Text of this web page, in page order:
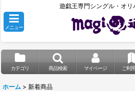
遊戯王専門シングル・オリ
メニュー
カテゴリ 商品検索 マイページ ご利
ホーム > 新着商品